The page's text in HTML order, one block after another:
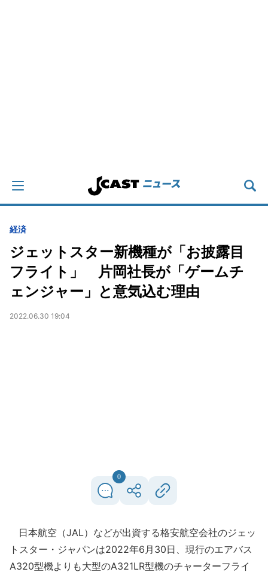
経済
ジェットスター新機種が「お披露目
フライト」 片岡社長が「ゲームチ
ェンジャー」と意気込む理由
2022.06.30 19:04
0
日本航空（JAL）などが出資する格安航空会社のジェッ
トスター・ジャパンは2022年6月30日、現行のエアバス
A320型機よりも大型のA321LR型機のチャーターフライ